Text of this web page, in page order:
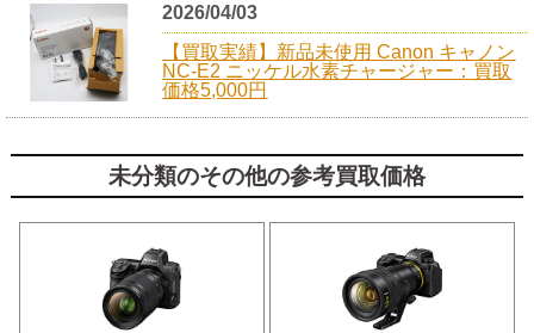
2026/04/03
【買取実績】新品未使用 Canon キャノン
NC-E2 ニッケル水素チャージャー：買取
価格5,000円
未分類のその他の参考買取価格